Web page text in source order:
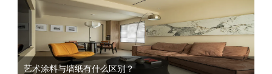
艺术涂料与墙纸有什么区别？